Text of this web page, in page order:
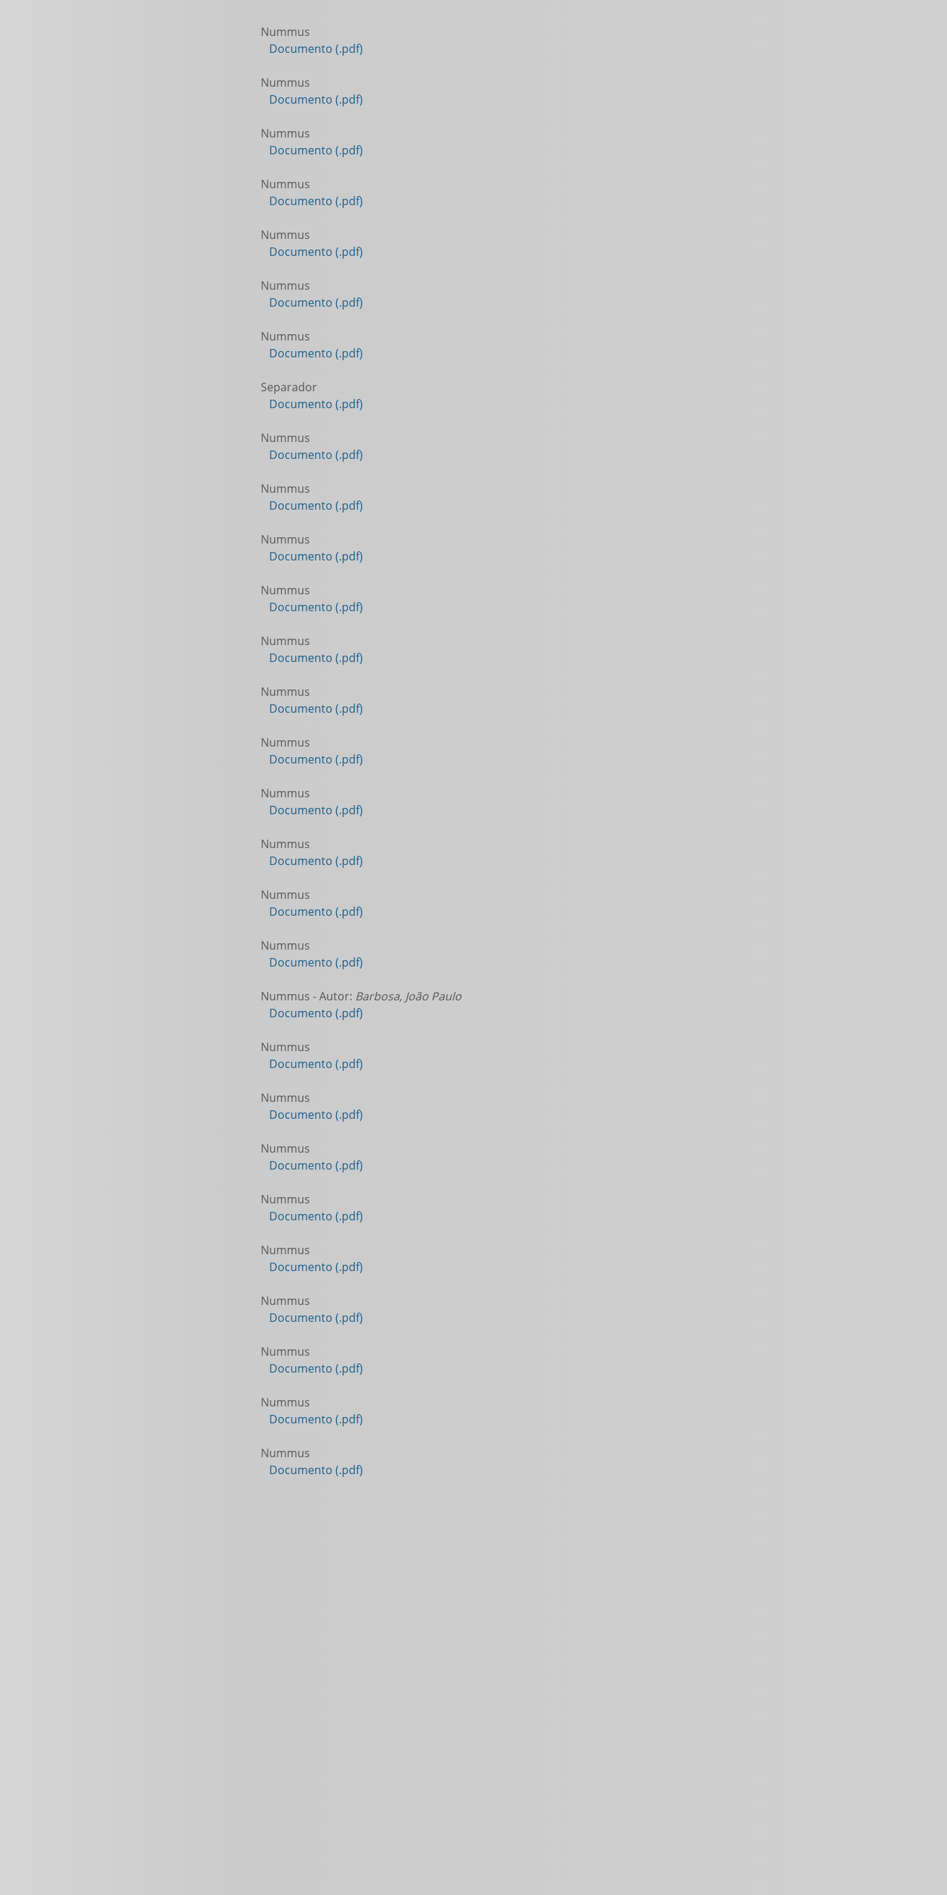
Nummus
Documento (.pdf)
Nummus
Documento (.pdf)
Nummus
Documento (.pdf)
Nummus
Documento (.pdf)
Nummus
Documento (.pdf)
Nummus
Documento (.pdf)
Nummus
Documento (.pdf)
Separador
Documento (.pdf)
Nummus
Documento (.pdf)
Nummus
Documento (.pdf)
Nummus
Documento (.pdf)
Nummus
Documento (.pdf)
Nummus
Documento (.pdf)
Nummus
Documento (.pdf)
Nummus
Documento (.pdf)
Nummus
Documento (.pdf)
Nummus
Documento (.pdf)
Nummus
Documento (.pdf)
Nummus
Documento (.pdf)
Nummus - Autor: Barbosa, João Paulo
Documento (.pdf)
Nummus
Documento (.pdf)
Nummus
Documento (.pdf)
Nummus
Documento (.pdf)
Nummus
Documento (.pdf)
Nummus
Documento (.pdf)
Nummus
Documento (.pdf)
Nummus
Documento (.pdf)
Nummus
Documento (.pdf)
Nummus
Documento (.pdf)